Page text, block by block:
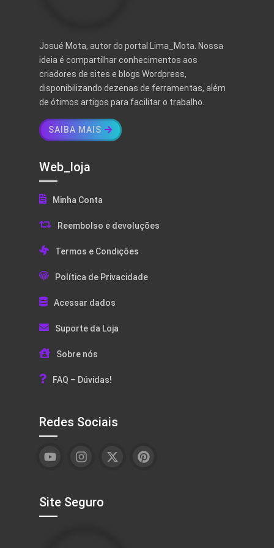
Josué Mota, autor do portal Lima_Mota. Nossa
ideia é compartilhar conhecimentos aos
criadores de sites e blogs Wordpress,
disponibilizando dezenas de ferramentas, além
de ótimos artigos para facilitar o trabalho.
SAIBA MAIS
Web_loja
Minha Conta
Reembolso e devoluções
Termos e Condições
Política de Privacidade
Acessar dados
Suporte da Loja
Sobre nós
FAQ – Dúvidas!
Redes Sociais
Site Seguro